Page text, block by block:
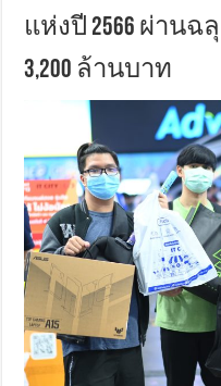
แห่งปี 2566 ผ่าน
3,200 ล้านบาท